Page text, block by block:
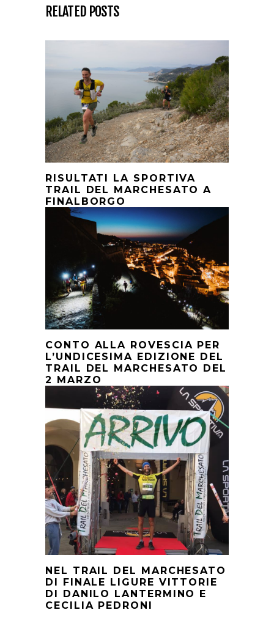
RELATED POSTS
RISULTATI LA SPORTIVA
TRAIL DEL MARCHESATO A
FINALBORGO
CONTO ALLA ROVESCIA PER
L’UNDICESIMA EDIZIONE DEL
TRAIL DEL MARCHESATO DEL
2 MARZO
NEL TRAIL DEL MARCHESATO
DI FINALE LIGURE VITTORIE
DI DANILO LANTERMINO E
CECILIA PEDRONI